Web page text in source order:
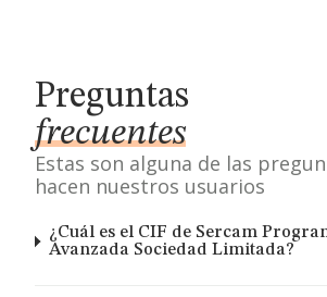
Preguntas
frecuentes
Estas son alguna de las
hacen nuestros usuarios
¿Cuál es el CIF de Sercam
Avanzada Sociedad Limitada?